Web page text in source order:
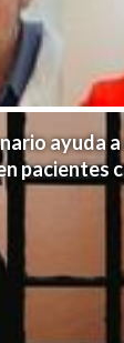
ayuda
pacientes